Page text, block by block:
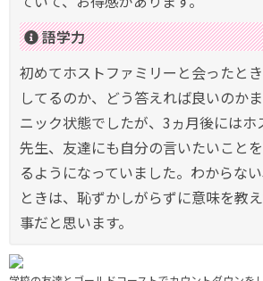
語学力
初めてホストファミリーと会ったと
してるのか、どう答えれば良いのか
ニック状態でしたが、3ヵ月後にはホ
先生、友達にも自分の言いたいこと
るようになっていました。わからな
ときは、恥ずかしがらずに意味を教
事だと思います。